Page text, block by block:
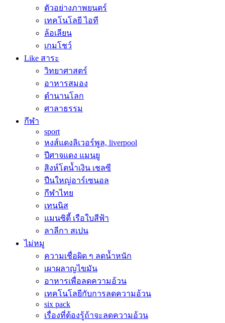
ตัวอย่างภาพยนตร์
เทคโนโลยี ไอที
ล้อเลียน
เกมโชว์
Like สาระ
วิทยาศาสตร์
อาหารสมอง
ตำนานโลก
ศาลาธรรม
กีฬา
sport
หงส์แดงลิเวอร์พูล, liverpool
ปีศาจแดง แมนยู
สิงห์โตน้ำเงิน เชลซี
ปืนใหญ่อาร์เซนอล
กีฬาไทย
เทนนิส
แมนซิตี้ เรือใบสีฟ้า
ลาลีกา สเปน
ไม่หมู
ความเชื่อผิด ๆ ลดน้ำหนัก
เผาผลาญไขมัน
อาหารเพื่อลดความอ้วน
เทคโนโลยีกับการลดความอ้วน
six pack
เรื่องที่ต้องรู้ถ้าจะลดความอ้วน